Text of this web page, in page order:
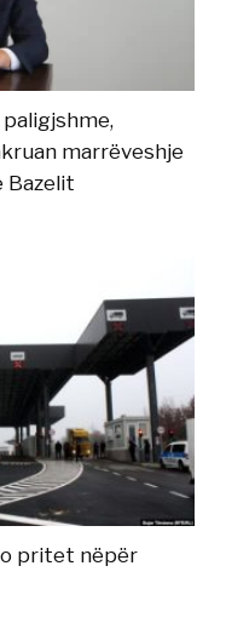
marrëveshje
Bazelit
pritet nëpër